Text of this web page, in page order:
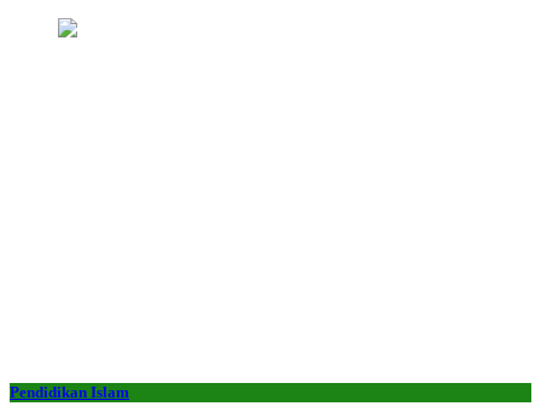
Pendidikan Islam